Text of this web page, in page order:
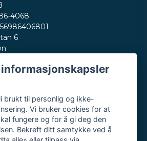
4068
6
+46730503032
brukt til personlig og ikke-
Vi bruker cookies for at
fungere og for å gi deg den
Bekreft ditt samtykke ved å